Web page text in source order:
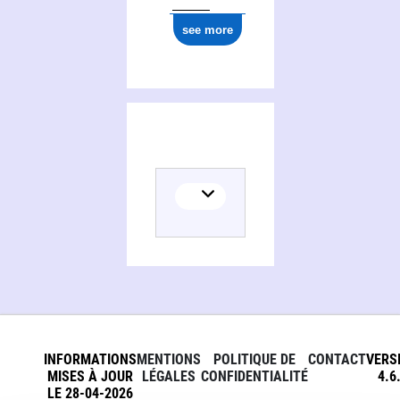
see more
INFORMATIONS
MISES À JOUR
LE 28-04-2026
MENTIONS
LÉGALES
POLITIQUE DE
CONFIDENTIALITÉ
CONTACT